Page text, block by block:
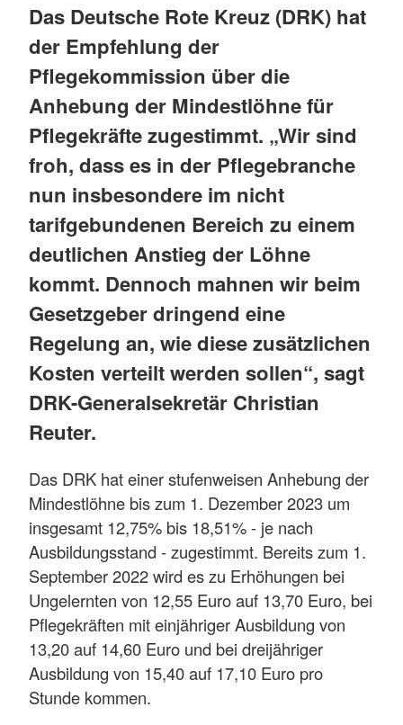
Das Deutsche Rote Kreuz (DRK) hat
der Empfehlung der
Pflegekommission über die
Anhebung der Mindestlöhne für
Pflegekräfte zugestimmt. „Wir sind
froh, dass es in der Pflegebranche
nun insbesondere im nicht
tarifgebundenen Bereich zu einem
deutlichen Anstieg der Löhne
kommt. Dennoch mahnen wir beim
Gesetzgeber dringend eine
Regelung an, wie diese zusätzlichen
Kosten verteilt werden sollen“, sagt
DRK-Generalsekretär Christian
Reuter.
Das DRK hat einer stufenweisen Anhebung der
Mindestlöhne bis zum 1. Dezember 2023 um
insgesamt 12,75% bis 18,51% - je nach
Ausbildungsstand - zugestimmt. Bereits zum 1.
September 2022 wird es zu Erhöhungen bei
Ungelernten von 12,55 Euro auf 13,70 Euro, bei
Pflegekräften mit einjähriger Ausbildung von
13,20 auf 14,60 Euro und bei dreijähriger
Ausbildung von 15,40 auf 17,10 Euro pro
Stunde kommen.